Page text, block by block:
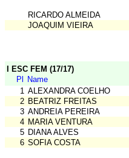
RICARDO ALMEIDA
JOAQUIM VIEIRA
I ESC FEM (17/17)
Pl
Name
1 ALEXANDRA COELHO
2 BEATRIZ FREITAS
3 ANDREIA PEREIRA
4 MARIA VENTURA
5 DIANA ALVES
6 SOFIA COSTA